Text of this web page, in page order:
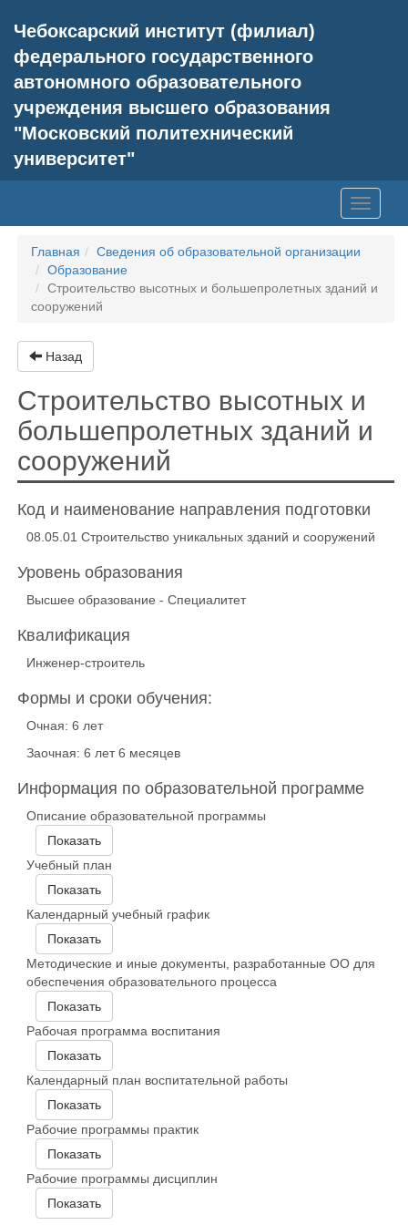
Чебоксарский институт (филиал)
федерального государственного
автономного образовательного
учреждения высшего образования
"Московский политехнический
университет"
Toggle
Главная
Сведения об образовательной организации
Образование
Строительство высотных и большепролетных зданий и
сооружений
Назад
Строительство высотных и
большепролетных зданий и
сооружений
Код и наименование направления подготовки
08.05.01 Строительство уникальных зданий и сооружений
Уровень образования
Высшее образование - Специалитет
Квалификация
Инженер-строитель
Формы и сроки обучения:
Очная: 6 лет
Заочная: 6 лет 6 месяцев
Информация по образовательной программе
Описание образовательной программы
Показать
Учебный план
Показать
Календарный учебный график
Показать
Методические и иные документы, разработанные ОО для
обеспечения образовательного процесса
Показать
Рабочая программа воспитания
Показать
Календарный план воспитательной работы
Показать
Рабочие программы практик
Показать
Рабочие программы дисциплин
Показать